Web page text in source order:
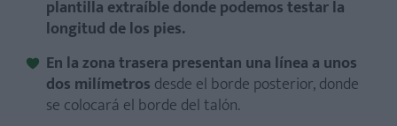
plantilla extraíble donde podemos testar la
longitud de los pies.
En la zona trasera presentan una línea a unos
dos milímetros desde el borde posterior, donde
se colocará el borde del talón.